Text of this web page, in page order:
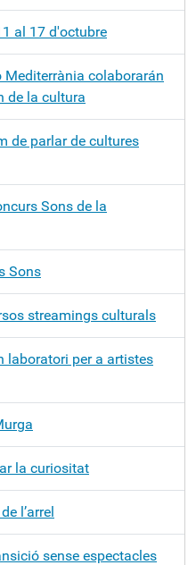
al 17 d'octubre
Mediterrània colaborarán
de la cultura
de parlar de cultures
Sons de la
Sons
streamings culturals
laboratori per a artistes
la curiositat
l’arrel
sense espectacles